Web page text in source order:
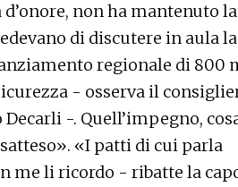
non ha mantenuto
di discutere in aula
regionale di 800
- osserva il
-. Quell’impegno,
«I patti di cui parla
me li ricordo - ribatte la